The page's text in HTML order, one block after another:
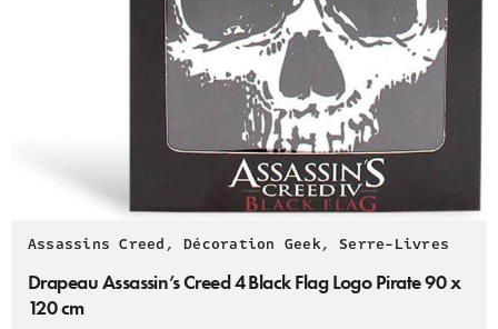
Assassins Creed,Décoration Geek,Serre-Livres
Drapeau Assassin’s Creed 4 Black Flag Logo Pirate 90 x
120 cm